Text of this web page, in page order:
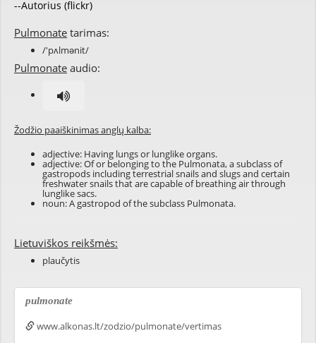
--Autorius (flickr)
Pulmonate tarimas:
/'pʌlmənit/
Pulmonate audio:
Žodžio paaiškinimas anglų kalba:
adjective: Having lungs or lunglike organs.
adjective: Of or belonging to the Pulmonata, a subclass of
gastropods including terrestrial snails and slugs and certain
freshwater snails that are capable of breathing air through
lunglike sacs.
noun: A gastropod of the subclass Pulmonata.
Lietuviškos reikšmės:
plaučytis
pulmonate
www.alkonas.lt/zodzio/pulmonate/vertimas